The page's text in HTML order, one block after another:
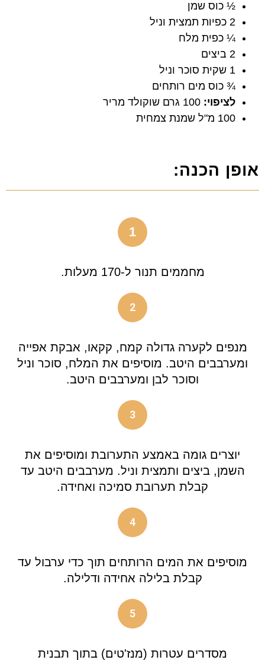
½ כוס שמן
2 כפיות תמצית וניל
¼ כפית מלח
2 ביצים
1 שקית סוכר וניל
¾ כוס מים רותחים
לציפוי:
100 מ"ל שמנת צמחית
אופן הכנה:
1
מחממים תנור ל-170 מעלות.
2
מנפים לקערה גדולה קמח, קקאו, אבקת אפייה
ומערבבים היטב. מוסיפים את המלח, סוכר וניל
וסוכר לבן ומערבבים היטב.
3
יוצרים גומה באמצע התערובת ומוסיפים את
השמן, ביצים ותמצית וניל. מערבבים היטב עד
קבלת תערובת סמיכה ואחידה.
4
מוסיפים את המים הרותחים תוך כדי ערבול עד
קבלת בלילה אחידה ודלילה.
5
מסדרים עטרות (מנז'טים) בתוך תבנית